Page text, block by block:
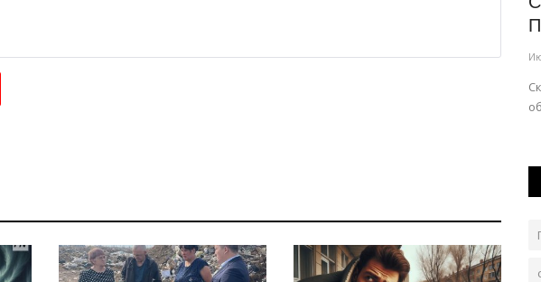
3416
огонь, дознаватели ДЧС тушат
пожара...
Авг 7, 2026 0 96